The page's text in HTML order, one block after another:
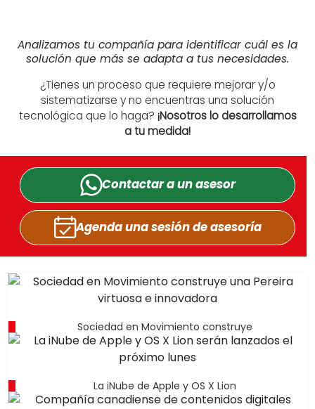
Analizamos tu compañía para identificar cuál es la
solución que más se adapta a tus necesidades.
¿Tienes un proceso que requiere mejorar y/o
sistematizarse y no encuentras una solución
tecnológica que lo haga? ¡Nosotros lo desarrollamos
a tu medida!
Contactar a unasesor
Agenda una sesiónde asesoría
Sociedad en Movimiento construye
La iNube de Apple y OS X Lion